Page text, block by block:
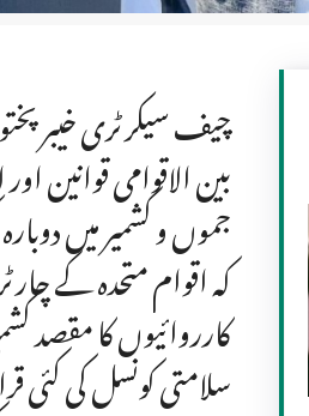
چیف سیکرٹری
جموں و کشمیر میں
کہ اقوام متحدہ کے
کارروائیوں کا مقصد
سلامتی کونسل کی کئی